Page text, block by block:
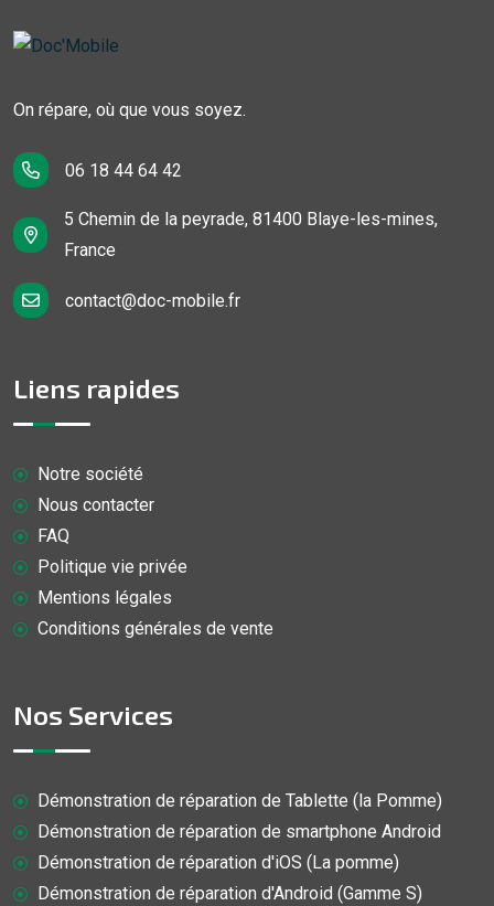
On répare, où que vous soyez.
06 18 44 64 42
5 Chemin de la peyrade, 81400 Blaye-les-mines,
France
contact@doc-mobile.fr
Liens rapides
Notre société
Nous contacter
FAQ
Politique vie privée
Mentions légales
Conditions générales de vente
Nos Services
Démonstration de réparation de Tablette (la Pomme)
Démonstration de réparation de smartphone Android
Démonstration de réparation d'iOS (La pomme)
Démonstration de réparation d'Android (Gamme S)